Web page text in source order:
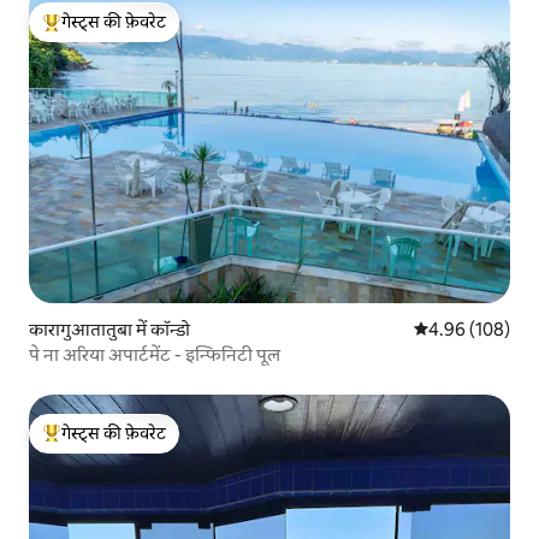
गेस्ट्स का टॉप फ़ेवरेट
गेस्ट्स की फ़ेवरेट
कारागुआतातुबा में कॉन्डो औसत रेटिंग 5 में से
4.96 (108)
पे ना अरिया अपार्टमेंट - इन्फिनिटी पूल
गेस्ट्स का टॉप फ़ेवरेट
गेस्ट्स की फ़ेवरेट